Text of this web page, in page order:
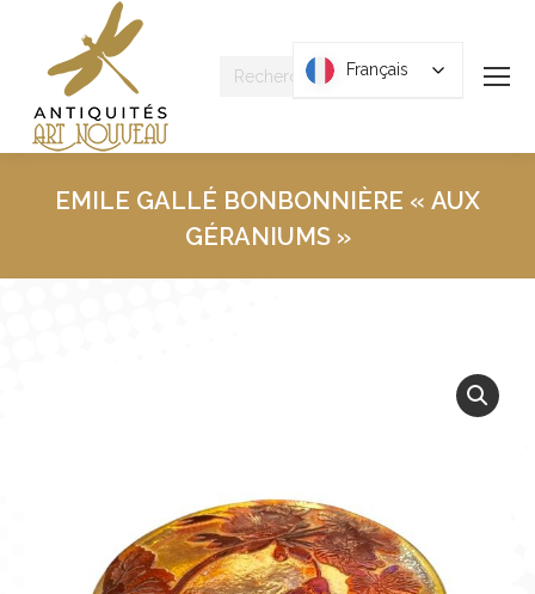
Recherche
EMILE GALLÉ BONBONNIÈRE « AUX
GÉRANIUMS »
Français
Français